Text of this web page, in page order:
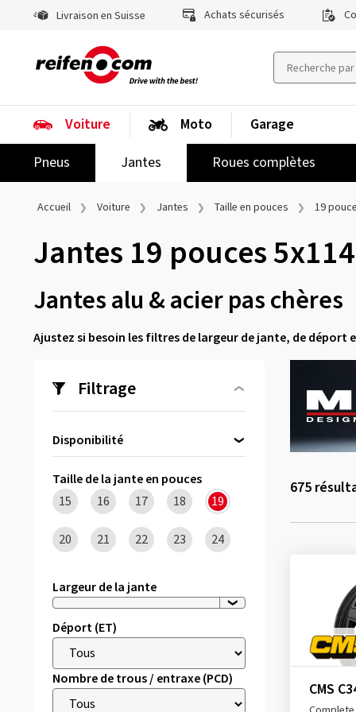
Livraison en Suisse Achats sécurisés
Voiture
Pneus
Jantes Roues complètes
Moto Garage
Accueil Voiture Jantes Taille en pouces 19
Jantes 19 pouces
Jantes alu & acier pas chères
Ajustez si besoin les filtres de largeur de jante, de
Filtrage
Disponibilité
Taille de la jante en pouces
15
16 17 18 19
20 21 22 23 24
Largeur de la jante
Déport (ET)
Nombre de trous / entraxe (PCD)
675
CMS